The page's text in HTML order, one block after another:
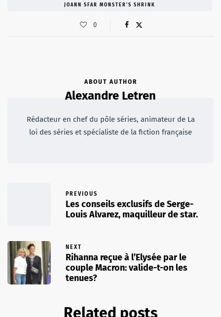
JOANN SFAR MONSTER'S SHRINK
0
ABOUT AUTHOR
Alexandre Letren
Rédacteur en chef du pôle séries, animateur de La
loi des séries et spécialiste de la fiction française
PREVIOUS
Les conseils exclusifs de Serge-
Louis Alvarez, maquilleur de star.
NEXT
Rihanna reçue à l’Elysée par le
couple Macron: valide-t-on les
tenues?
Related posts